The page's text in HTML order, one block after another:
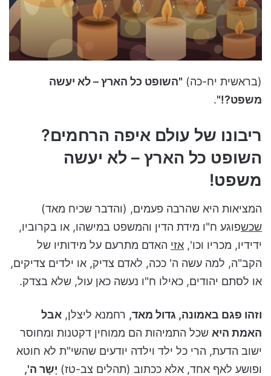
(בראשית יח-כה) "השופט כל הארץ – לא יעשה
משפט?!".
ריבונו של עולם איפה הרחמים?
השופט כל הארץ – לא יעשה
משפט!
המציאות היא שהרבה פעמים, (והדבר שכיח מאד)
שכשפוגע ח"ו מידת הדין והמשפט במישהו, או בקרוביו,
ידידיו, מכריו וכו', אזי האדם מתרעם על מידותיו של
הקב"ה, למה עשה ה' ככה, לאדם צדיק, או ילדים צדיקים,
או לסתם יהודים, כאילו ח"ו נעשה כאן עול, שלא בצדק.
וזהו פגם באמונה, גדול מאד, רחמנא ליצלן, אבל
האמת היא שכל התמיהות הם ממוחין דקטנות ומחוסר
ישוב הדעת, הרי כל ילד וילדה יודעים שהשי"ת לא חוטא
ופושע לאף אחד, אלא ככתוב (תהלים צב-טז) יָשָר ה',